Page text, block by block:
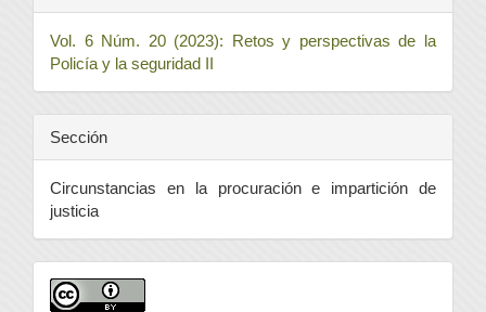
Vol. 6 Núm. 20 (2023): Retos y perspectivas de la
Policía y la seguridad II
Sección
Circunstancias en la procuración e impartición de
justicia